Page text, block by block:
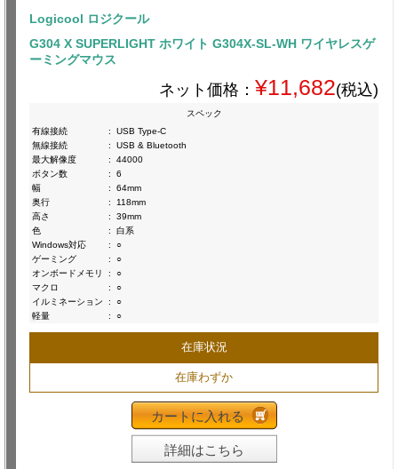
Logicool ロジクール
G304 X SUPERLIGHT ホワイト G304X-SL-WH ワイヤレスゲ
ーミングマウス
ネット価格： ¥11,682(税込)
スペック
有線接続
:
USB Type-C
無線接続
:
USB & Bluetooth
最大解像度
:
44000
ボタン数
:
6
幅
:
64mm
奥行
:
118mm
高さ
:
39mm
色
:
白系
Windows対応
:
○
ゲーミング
:
○
オンボードメモリ
:
○
マクロ
:
○
イルミネーション
:
○
軽量
: ○
在庫状況
在庫わずか
カートに入れる
詳細はこちら